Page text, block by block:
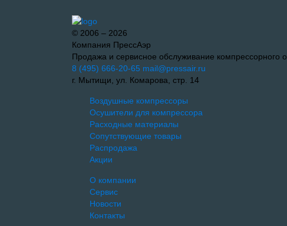
© 2006 – 2026
Компания ПрессАэр
Продажа и сервисное обслуживание компрессорного
8 (495) 666-20-65 mail@pressair.ru
г. Мытищи, ул. Комарова, стр. 14
Воздушные компрессоры
Осушители для компрессора
Расходные материалы
Сопутствующие товары
Распродажа
Акции
О компании
Сервис
Новости
Контакты